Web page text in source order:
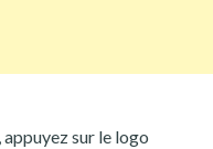
sur le logo